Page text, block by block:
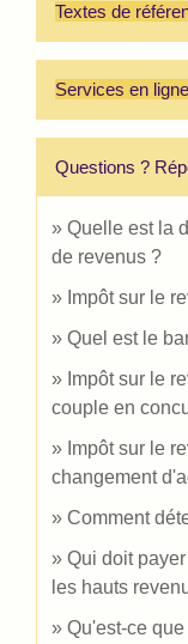
Textes de
Services en
Questions ?
Quelle est la
de revenus ?
Impôt sur le
Quel est le
Impôt sur le
couple en
Impôt sur le
changement
Comment
Qui doit
les hauts
Qu'est-ce